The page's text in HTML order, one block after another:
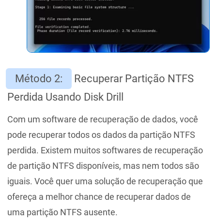
Método 2:
Recuperar Partição NTFS
Perdida Usando Disk Drill
Com um software de recuperação de dados, você
pode recuperar todos os dados da partição NTFS
perdida. Existem muitos softwares de recuperação
de partição NTFS disponíveis, mas nem todos são
iguais. Você quer uma solução de recuperação que
ofereça a melhor chance de recuperar dados de
uma partição NTFS ausente.